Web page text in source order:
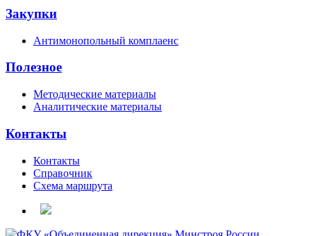
Закупки
Антимонопольный комплаенс
Полезное
Методические материалы
Аналитические материалы
Контакты
Контакты
Справочник
Схема маршрута